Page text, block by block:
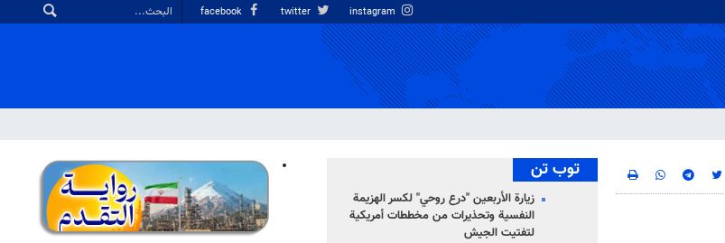
توب تن
زيارة الأربعين "درع روحي" لكسر الهزيمة
النفسية وتحذيرات من مخططات أمريكية
لتفتيت الجيش